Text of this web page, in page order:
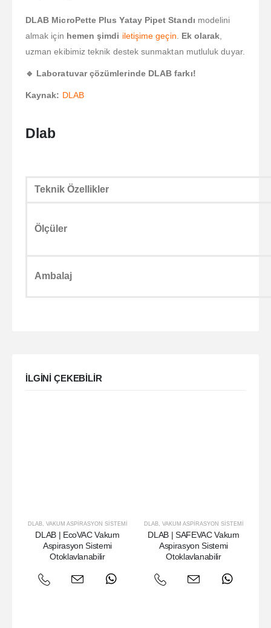
DLAB MicroPette Plus Yatay Pipet Standı modelini
almak için hemen şimdi iletişime geçin. Ek olarak,
uzman ekibimiz teknik destek sunmaktan mutluluk duyar.
🔹 Laboratuvar çözümlerinde DLAB farkı!
Kaynak: DLAB
Dlab
Teknik Özellikler
Ölçüler
Ambalaj
ILGINI ÇEKEBILIR
DLAB, VAKUM ASPIRASYON SISTEMI
DLAB | EcoVAC Vakum
Aspirasyon Sistemi
Otoklavlanabilir
DLAB, VAKUM ASPIRASYON SISTEMI
DLAB | SAFEVAC Vakum
Aspirasyon Sistemi
Otoklavlanabilir